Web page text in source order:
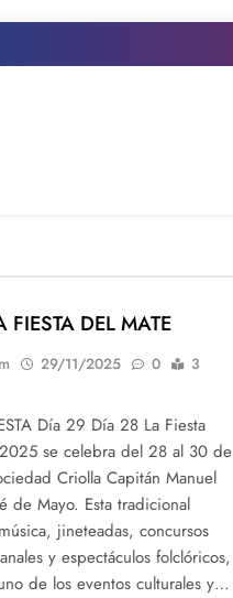
FIESTA DEL MATE
29/11/2025 0
3
Día 29 Día 28 La Fiesta
se celebra del 28 al 30 de
Criolla Capitán Manuel
de Mayo. Esta tradicional
jineteadas, concursos
y espectáculos folclóricos,
de los eventos culturales y…